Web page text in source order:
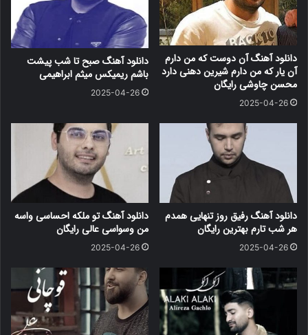
دانلود آهنگ آن دوست که من دارم
آن یار که من دارم شیرین دهنی دارد
محسن چاوشی رایگان
2025-04-26
دانلود آهنگ صبح تا شب پیشت
باشم ریمیکس میثم ابراهیمی
2025-04-26
دانلود آهنگ رفیق روز تنهایی همدم
هر شب تارم بهترین رایگان
2025-04-26
دانلود آهنگ تو ملکه احساسی واسه
من وسواسی عالی رایگان
2025-04-26